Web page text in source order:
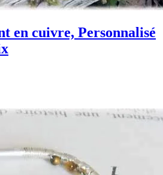
en cuivre, Personnalisé